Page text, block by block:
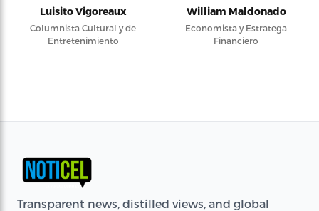
Luisito Vigoreaux
Columnista Cultural y de
Entretenimiento
William Maldonado
Economista y Estratega
Financiero
Transparent news, distilled views, and global